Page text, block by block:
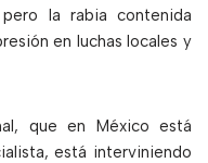
la rabia contenida
en luchas locales y
que en México está
está interviniendo